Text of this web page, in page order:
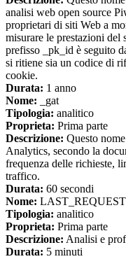
analisi web open source
proprietari di siti Web a
misurare le prestazioni
prefisso _pk_id è seguito
si ritiene sia un codice di
cookie.
Durata: 1 anno
Nome: _gat
Tipologia: analitico
Proprieta: Prima parte
Descrizione: Questo
Analytics, secondo la
frequenza delle richieste,
traffico.
Durata: 60 secondi
Nome:
Tipologia: analitico
Proprieta: Prima parte
Descrizione: Analisi e
Durata: 5 minuti